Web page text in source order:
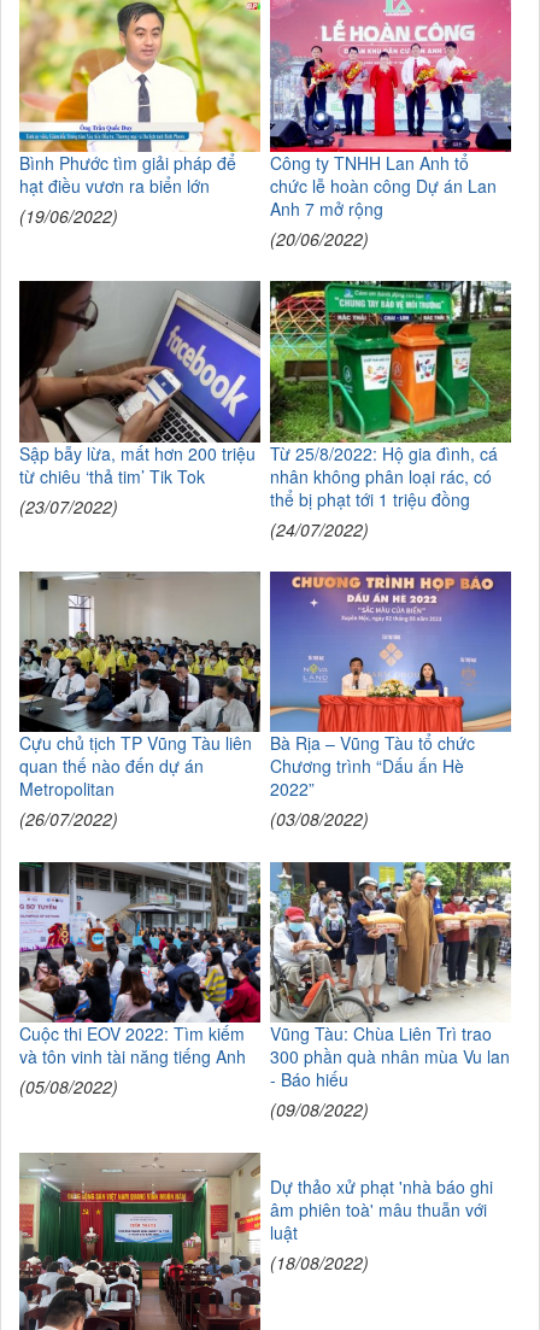
Bình Phước tìm giải pháp để
hạt điều vươn ra biển lớn
(19/06/2022)
Công ty TNHH Lan Anh tổ
chức lễ hoàn công Dự án Lan
Anh 7 mở rộng
(20/06/2022)
Sập bẫy lừa, mất hơn 200 triệu
từ chiêu ‘thả tim’ Tik Tok
(23/07/2022)
Từ 25/8/2022: Hộ gia đình, cá
nhân không phân loại rác, có
thể bị phạt tới 1 triệu đồng
(24/07/2022)
Cựu chủ tịch TP Vũng Tàu liên
quan thế nào đến dự án
Metropolitan
(26/07/2022)
Bà Rịa – Vũng Tàu tổ chức
Chương trình “Dấu ấn Hè
2022”
(03/08/2022)
Cuộc thi EOV 2022: Tìm kiếm
và tôn vinh tài năng tiếng Anh
(05/08/2022)
Vũng Tàu: Chùa Liên Trì trao
300 phần quà nhân mùa Vu lan
- Báo hiếu
(09/08/2022)
Dự thảo xử phạt 'nhà báo ghi
âm phiên toà' mâu thuẫn với
luật
(18/08/2022)